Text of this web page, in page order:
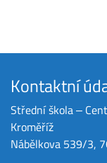
Kontaktní
Střední škola ‒
Kroměříž
Nábělkova 539/3,